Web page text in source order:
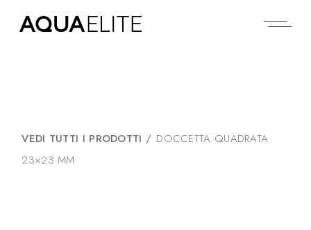
VEDI TUTTI I PRODOTTI / DOCCETTA QUADRATA
23×23 MM